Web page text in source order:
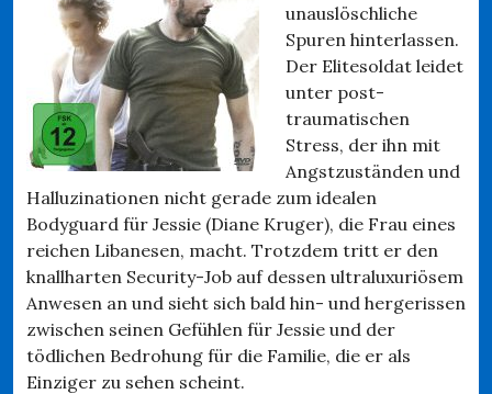
unauslöschliche
Spuren hinterlassen.
Der Elitesoldat leidet
unter post-
traumatischen
Stress, der ihn mit
Angstzuständen und
Halluzinationen nicht gerade zum idealen
Bodyguard für Jessie (Diane Kruger), die Frau eines
reichen Libanesen, macht. Trotzdem tritt er den
knallharten Security-Job auf dessen ultraluxuriösem
Anwesen an und sieht sich bald hin- und hergerissen
zwischen seinen Gefühlen für Jessie und der
tödlichen Bedrohung für die Familie, die er als
Einziger zu sehen scheint.